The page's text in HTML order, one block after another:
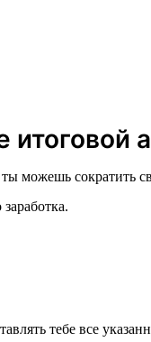
ты можешь
тебе все